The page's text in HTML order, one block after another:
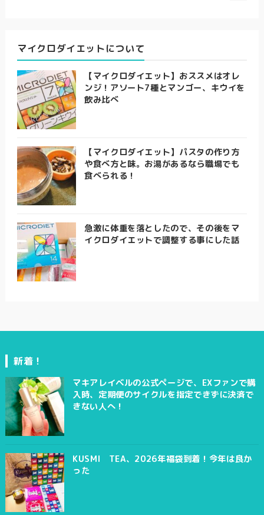
マイクロダイエットについて
【マイクロダイエット】おススメはオレ
ンジ！アソート7種とマンゴー、キウイを
飲み比べ
【マイクロダイエット】パスタの作り方
や食べ方と味。お湯があるなら職場でも
食べられる！
急激に体重を落としたので、その後をマ
イクロダイエットで調整する事にした話
新着！
マキアレイベルの公式ページで、EXファンで購
入時、定期便のサイクルを指定できずに決済で
きない人へ！
KUSMI TEA、2026年福袋到着！今年は良か
った